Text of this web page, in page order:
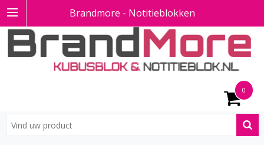
Brandmore - Notitieblokken
0